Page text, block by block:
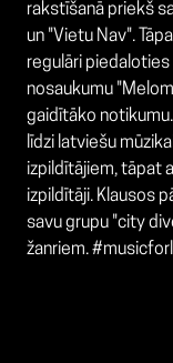
rakstīšanā priekš
un "Vietu Nav".
regulāri
nosaukumu
gaidītāko
līdzi latviešu
izpildītājiem, tāpat
izpildītāji. Klausos
savu grupu "city
žanriem.